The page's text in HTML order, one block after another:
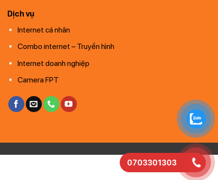
Dịch vụ
Internet cá nhân
Combo internet – Truyền hình
Internet doanh nghiệp
Camera FPT
0703301303